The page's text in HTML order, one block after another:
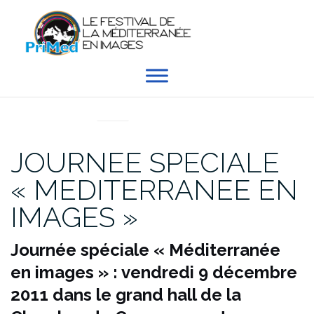
contenu
JOURNEE SPECIALE
« MEDITERRANEE EN
IMAGES »
Journée spéciale « Méditerranée
en images » : vendredi 9 décembre
2011 dans le grand hall de la